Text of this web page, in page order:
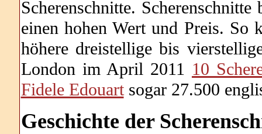
Scherenschnitte.
einen hohen Wert und Preis. So
höhere dreistellige bis
London im April 2011 10
Fidele Edouartsogar 27.500
Geschichte der